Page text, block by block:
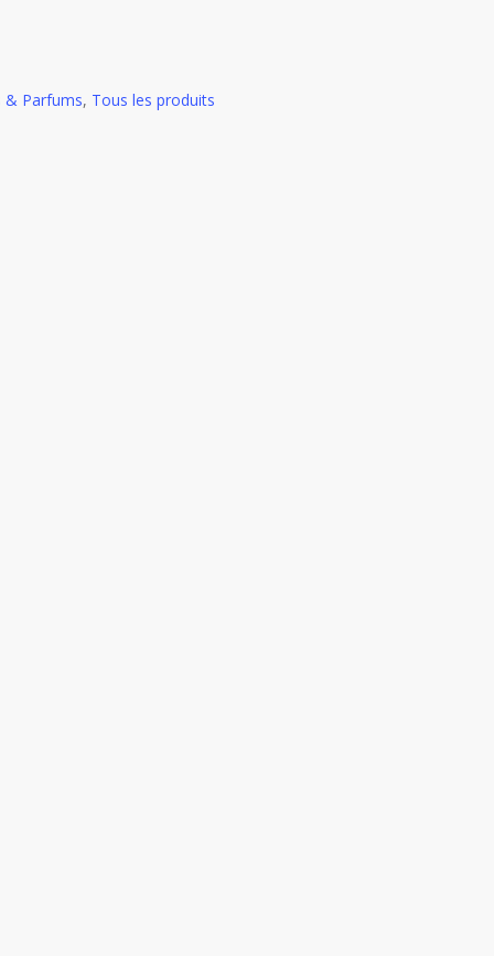
& Parfums, Tous les produits